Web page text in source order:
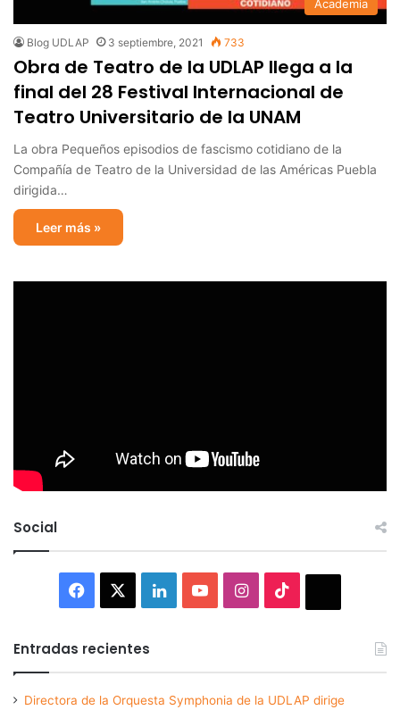
Academia
Blog UDLAP 3 septiembre, 2021 733
Obra de Teatro de la UDLAP llega a la
final del 28 Festival Internacional de
Teatro Universitario de la UNAM
La obra Pequeños episodios de fascismo cotidiano de la
Compañía de Teatro de la Universidad de las Américas Puebla
dirigida…
Leer más »
Social
Facebook LinkedInYouTubeInstagram
Entradas recientes
Directora de la Orquesta Symphonia de la UDLAP dirige